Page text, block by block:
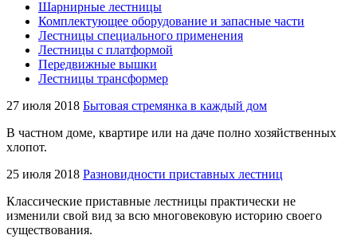
Шарнирные лестницы
Комплектующее оборудование и запасные части
Лестницы специального применения
Лестницы с платформой
Передвижные вышки
Лестницы трансформер
27 июля 2018 Бытовая стремянка в каждый дом
В частном доме, квартире или на даче полно хозяйственных
хлопот.
25 июля 2018 Разновидности приставных лестниц
Классические приставные лестницы практически не
изменили свой вид за всю многовековую историю своего
существования.